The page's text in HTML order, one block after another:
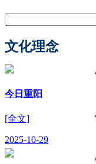
文化理念
今日重阳
[全文]
2025-10-29